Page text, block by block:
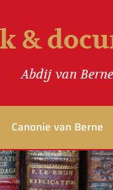
&
Abdij van Berne
Canonie van Berne